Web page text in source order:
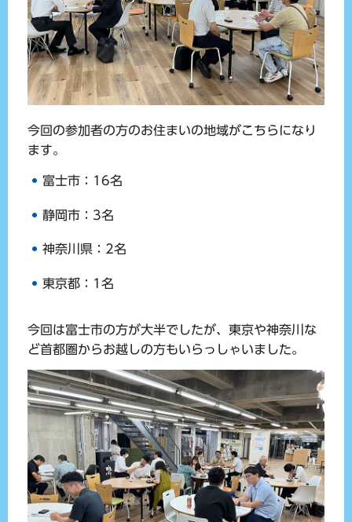
今回の参加者の方のお住まいの地域がこちらになり
ます。
富士市：16名
静岡市：3名
神奈川県：2名
東京都：1名
今回は富士市の方が大半でしたが、東京や神奈川な
ど首都圏からお越しの方もいらっしゃいました。